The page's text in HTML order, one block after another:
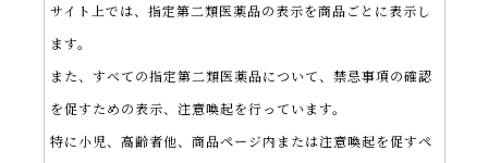
サイト上では、指定第二類医薬品の表示を商品ごとに表示し
ます。
また、すべての指定第二類医薬品について、禁忌事項の確認
を促すための表示、注意喚起を行っています。
特に小児、高齢者他、商品ページ内または注意喚起を促すペ